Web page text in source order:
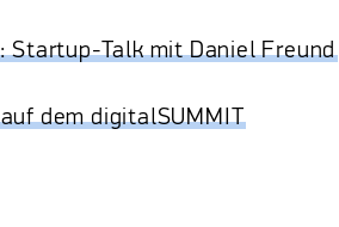
Startup-Talk mit Daniel Freund
dem digitalSUMMIT